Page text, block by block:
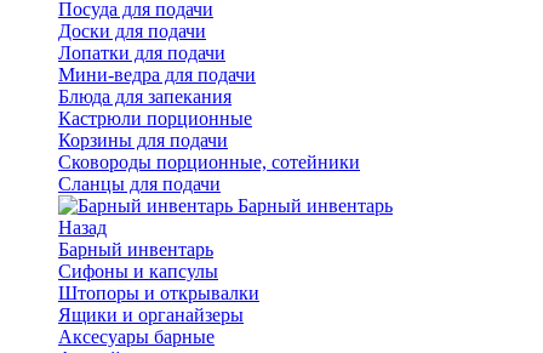
Посуда для подачи
Доски для подачи
Лопатки для подачи
Мини-ведра для подачи
Блюда для запекания
Кастрюли порционные
Корзины для подачи
Сковороды порционные, сотейники
Сланцы для подачи
Барный инвентарь
Назад
Барный инвентарь
Сифоны и капсулы
Штопоры и открывалки
Ящики и органайзеры
Аксесуары барные